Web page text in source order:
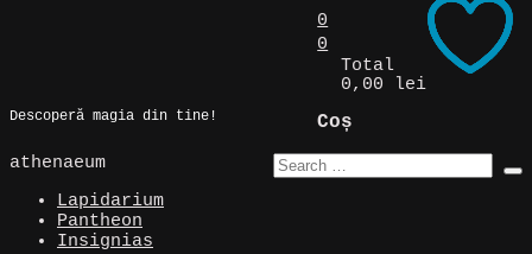
Descoperă magia din tine!
0
0
Total
0,00 lei
Coș
athenaeum
Lapidarium
Pantheon
Insignias